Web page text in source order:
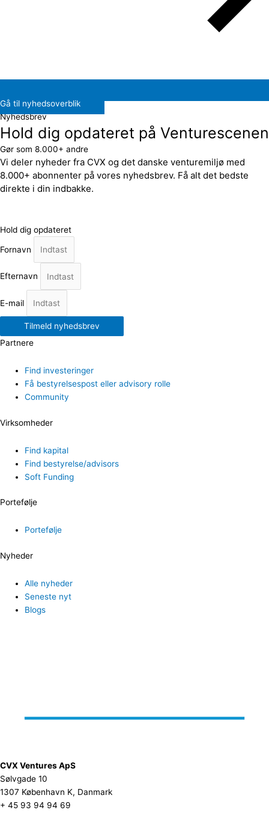
Gå til nyhedsoverblik
Nyhedsbrev
Hold dig opdateret på Venturescenen
Gør som 8.000+ andre
Vi deler nyheder fra CVX og det danske venturemiljø med
8.000+ abonnenter på vores nyhedsbrev. Få alt det bedste
direkte i din indbakke.
Hold dig opdateret
Fornavn
Efternavn
E-mail
Tilmeld nyhedsbrev
Partnere
Find investeringer
Få bestyrelsespost eller advisory rolle
Community
Virksomheder
Find kapital
Find bestyrelse/advisors
Soft Funding
Portefølje
Portefølje
Nyheder
Alle nyheder
Seneste nyt
Blogs
CVX Ventures ApS
Sølvgade 10
1307 København K, Danmark
+ 45 93 94 94 69